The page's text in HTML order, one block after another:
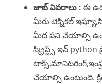
జాబ్ వివరాలు :ఈ
మీరు టెక్నికల్
మీద పని చేయాల్సి
స్క్రిప్ట్స్ ఇన్
చేయాల్సి ఉంటుంది.